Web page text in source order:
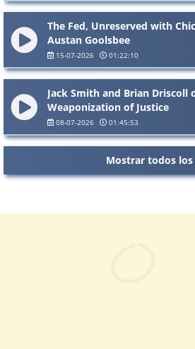
The Fed, Unreserved with
Austan Goolsbee
15-07-2026 01:22:10
Jack Smith and Brian Driscoll
Weaponization of Justice
08-07-2026 01:45:53
Mostrar todos los